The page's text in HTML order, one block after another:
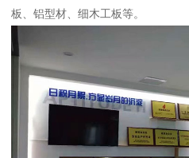
板、铝型材、细木工板等。